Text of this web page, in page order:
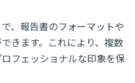
、報告書のフォーマットや
きます。これにより、複数
フェッショナルな印象を保